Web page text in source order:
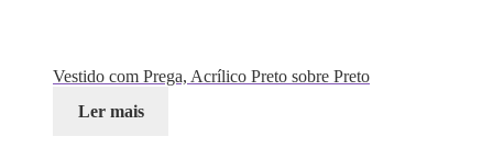
Vestido com Prega, Acrílico Preto sobre Preto
Ler mais